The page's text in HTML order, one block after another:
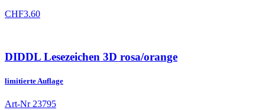
CHF3.60
DIDDL Lesezeichen 3D rosa/orange
limitierte Auflage
Art-Nr 23795